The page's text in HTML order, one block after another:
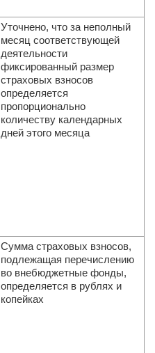
Уточнено, что за неполный
месяц соответствующей
деятельности
фиксированный размер
страховых взносов
определяется
пропорционально
количеству календарных
дней этого месяца
Сумма страховых взносов,
подлежащая перечислению
во внебюджетные фонды,
определяется в рублях и
копейках